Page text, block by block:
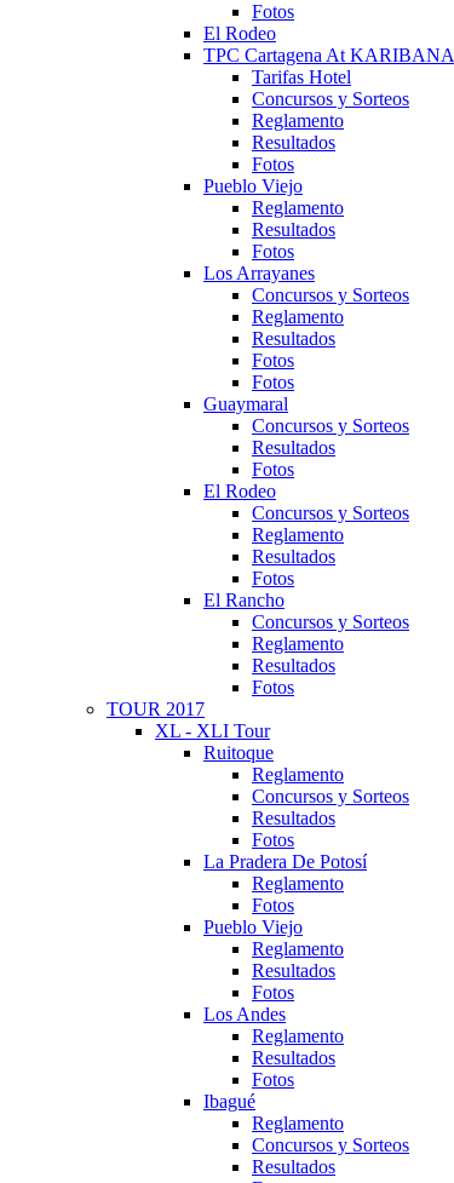
Fotos
El Rodeo
TPC Cartagena At KARIBANA
Tarifas Hotel
Concursos y Sorteos
Reglamento
Resultados
Fotos
Pueblo Viejo
Reglamento
Resultados
Fotos
Los Arrayanes
Concursos y Sorteos
Reglamento
Resultados
Fotos
Fotos
Guaymaral
Concursos y Sorteos
Resultados
Fotos
El Rodeo
Concursos y Sorteos
Reglamento
Resultados
Fotos
El Rancho
Concursos y Sorteos
Reglamento
Resultados
Fotos
TOUR 2017
XL - XLI Tour
Ruitoque
Reglamento
Concursos y Sorteos
Resultados
Fotos
La Pradera De Potosí
Reglamento
Fotos
Pueblo Viejo
Reglamento
Resultados
Fotos
Los Andes
Reglamento
Resultados
Fotos
Ibagué
Reglamento
Concursos y Sorteos
Resultados